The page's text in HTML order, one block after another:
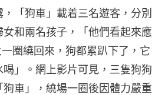
「狗車」載着三名遊客，分別
和兩名孩子，「他們看起來應
圈繞回來，狗都累趴下了，它
」。網上影片可見，三隻狗狗
車」，繞場一圈後因體力嚴重